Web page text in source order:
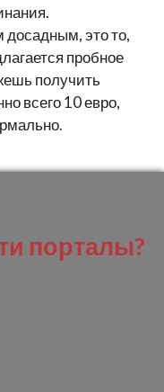
досадным, это то,
пробное
получить
всего 10 евро,
порталы?